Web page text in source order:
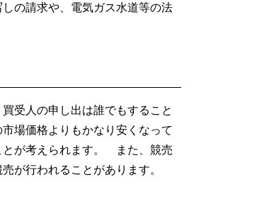
の請求や、電気ガス水道等の法
受人の申し出は誰でもすること
場価格よりもかなり安くなって
とが考えられます。 また、競売
が行われることがあります。